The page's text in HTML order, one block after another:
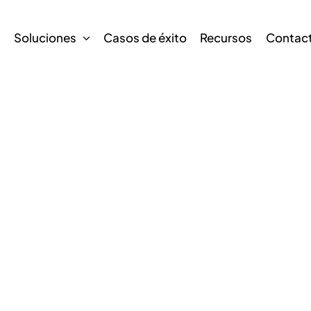
Soluciones Casos de éxito Recursos